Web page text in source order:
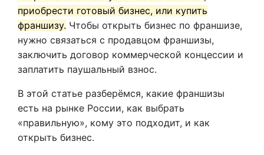
приобрести готовый бизнес, или купить
франшизу. Чтобы открыть бизнес по франшизе,
нужно связаться с продавцом франшизы,
заключить договор коммерческой концессии и
заплатить паушальный взнос.
В этой статье разберёмся, какие франшизы
есть на рынке России, как выбрать
«правильную», кому это подходит, и как
открыть бизнес.